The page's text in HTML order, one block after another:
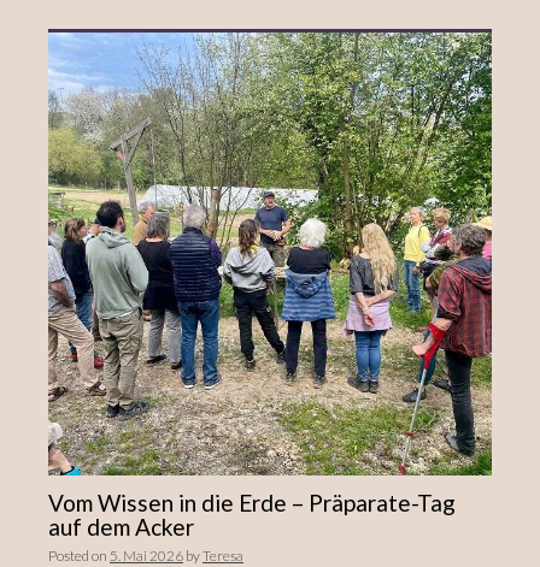
Vom Wissen in die Erde – Präparate-Tag
auf dem Acker
Posted on 5. Mai 2026 byTeresa